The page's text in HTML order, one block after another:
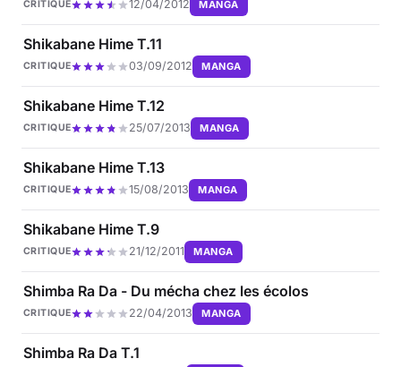
CRITIQUE 12/04/2012 MANGA
Shikabane Hime T.11
CRITIQUE 03/09/2012 MANGA
Shikabane Hime T.12
CRITIQUE 25/07/2013 MANGA
Shikabane Hime T.13
CRITIQUE 15/08/2013 MANGA
Shikabane Hime T.9
CRITIQUE 21/12/2011 MANGA
Shimba Ra Da - Du mécha chez les écolos
CRITIQUE 22/04/2013 MANGA
Shimba Ra Da T.1